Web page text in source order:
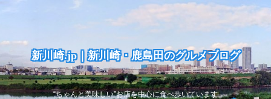
新川崎.jp｜新川崎・鹿島田のグルメブログ
“ちゃんと美味しい”お店を中心に食べ歩いています